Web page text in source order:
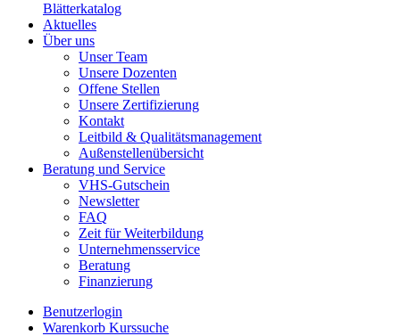
Blätterkatalog
Aktuelles
Über uns
Unser Team
Unsere Dozenten
Offene Stellen
Unsere Zertifizierung
Kontakt
Leitbild & Qualitätsmanagement
Außenstellenübersicht
Beratung und Service
VHS-Gutschein
Newsletter
FAQ
Zeit für Weiterbildung
Unternehmensservice
Beratung
Finanzierung
Benutzerlogin
Warenkorb Kurssuche